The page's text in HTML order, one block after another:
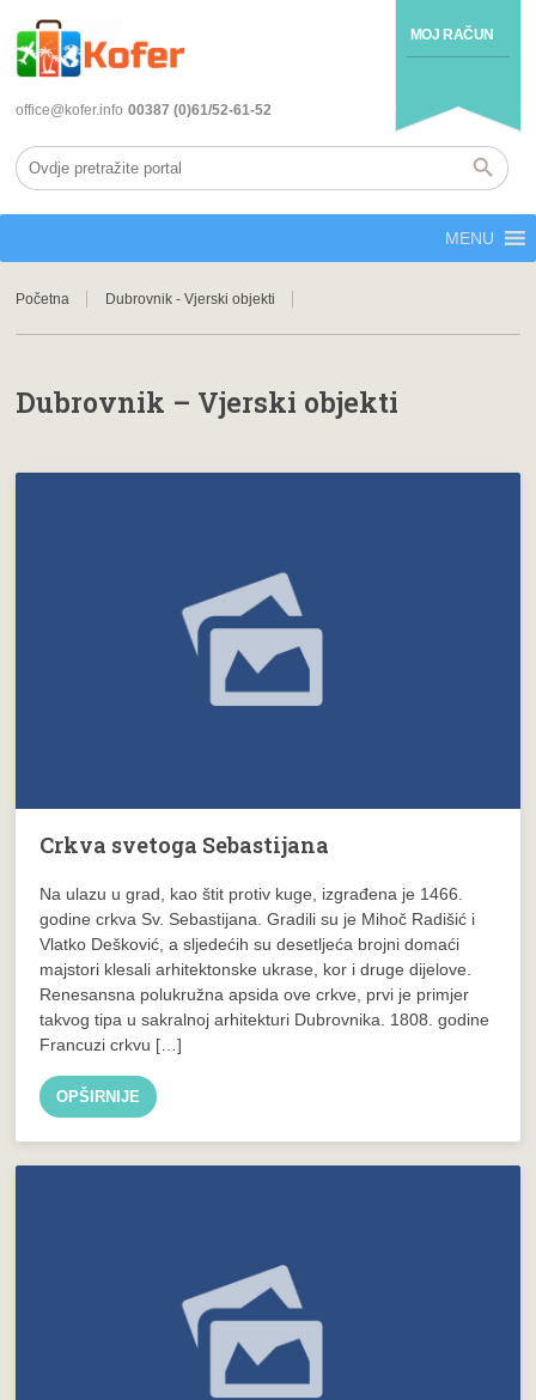
MOJ RAČUN
office@kofer.info 00387 (0)61/52-61-52
MENU
Početna Dubrovnik - Vjerski objekti
Dubrovnik – Vjerski objekti
Crkva svetoga Sebastijana
Na ulazu u grad, kao štit protiv kuge, izgrađena je 1466.
godine crkva Sv. Sebastijana. Gradili su je Mihoč Radišić i
Vlatko Dešković, a sljedećih su desetljeća brojni domaći
majstori klesali arhitektonske ukrase, kor i druge dijelove.
Renesansna polukružna apsida ove crkve, prvi je primjer
takvog tipa u sakralnoj arhitekturi Dubrovnika. 1808. godine
Francuzi crkvu […]
OPŠIRNIJE